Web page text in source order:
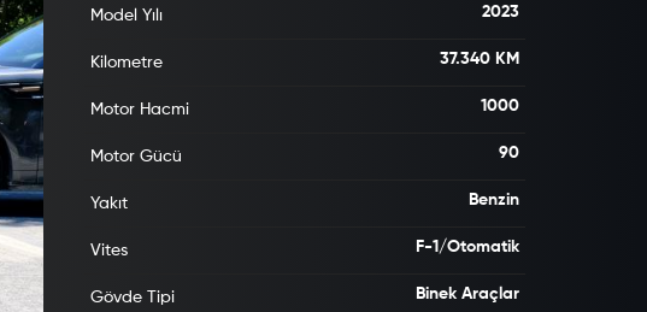
Model Yılı 2023
Kilometre 37.340 KM
Motor Hacmi 1000
Motor Gücü 90
Yakıt Benzin
Vites F-1/Otomatik
Gövde Tipi Binek Araçlar